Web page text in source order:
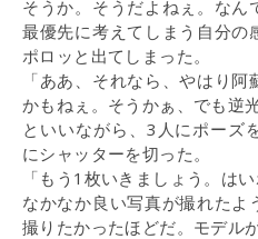
そうか。そうだよねぇ。な
最優先に考えてしまう自分
ポロッと出てしまった。
「ああ、それなら、やはり
かもねぇ。そうかぁ、でも逆
といいながら、3人にポーズ
にシャッターを切った。
「もう1枚いきましょう。はい
なかなか良い写真が撮れたよ
撮りたかったほどだ。モデル